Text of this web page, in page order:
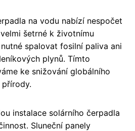
na vodu nabízí nespočet
šetrné k životnímu
spalovat fosilní paliva ani
plynů. Tímto
ke snižování globálního
instalace solárního čerpadla
Sluneční panely